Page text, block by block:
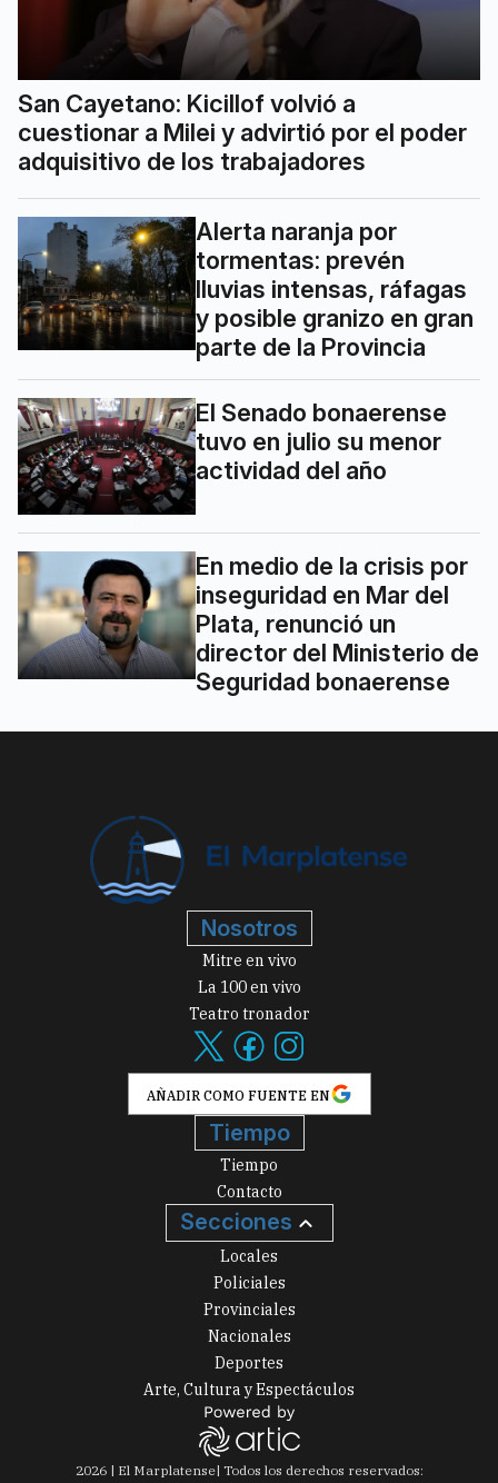
San Cayetano: Kicillof volvió a
cuestionar a Milei y advirtió por el poder
adquisitivo de los trabajadores
Alerta naranja por
tormentas: prevén
lluvias intensas, ráfagas
y posible granizo en gran
parte de la Provincia
El Senado bonaerense
tuvo en julio su menor
actividad del año
En medio de la crisis por
inseguridad en Mar del
Plata, renunció un
director del Ministerio de
Seguridad bonaerense
Nosotros
Mitre en vivo
La 100 en vivo
Teatro tronador
AÑADIR COMO FUENTE EN
Tiempo
Tiempo
Contacto
Secciones
Locales
Policiales
Provinciales
Nacionales
Deportes
Arte, Cultura y Espectáculos
2026| El Marplatense| Todos los derechos reservados: